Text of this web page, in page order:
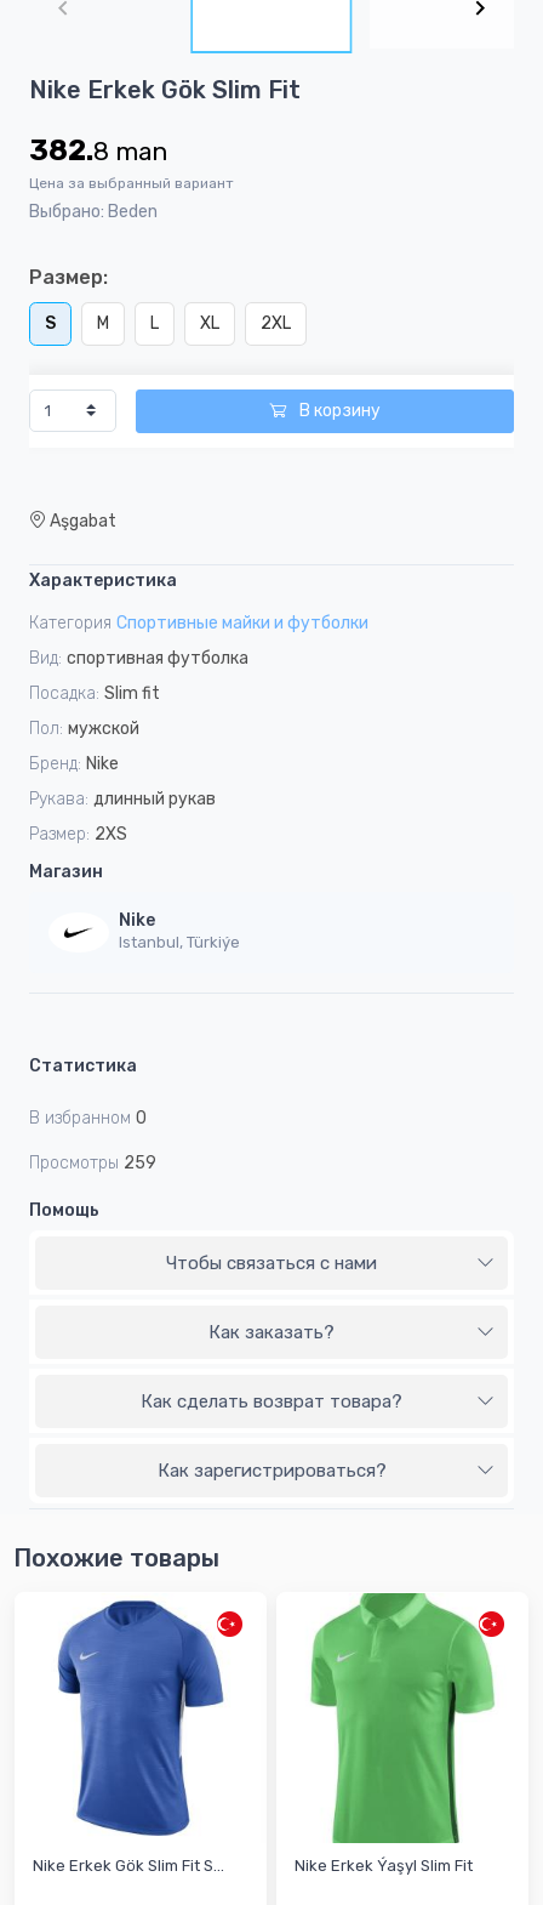
1
2
Nike Erkek Gök Slim Fit
382.8 man
Цена за выбранный вариант
Выбрано: Beden
Размер:
S M L XL 2XL
В корзину
Aşgabat
Характеристика
Категория Спортивные майки и футболки
Вид: спортивная футболка
Посадка: Slim fit
Пол: мужской
Бренд: Nike
Рукава: длинный рукав
Размер: 2XS
Магазин
Nike
Istanbul, Türkiýe
Статистика
В избранном 0
Просмотры 259
Помощь
Чтобы связаться с нами
Как заказать?
Как сделать возврат товара?
Как зарегистрироваться?
Похожие товары
Nike Erkek Gök Slim Fit S... Nike Erkek Ýaşyl Slim Fit